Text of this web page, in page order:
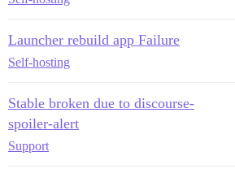
Launcher rebuild app Failure
Self-hosting
Stable broken due to discourse-
spoiler-alert
Support